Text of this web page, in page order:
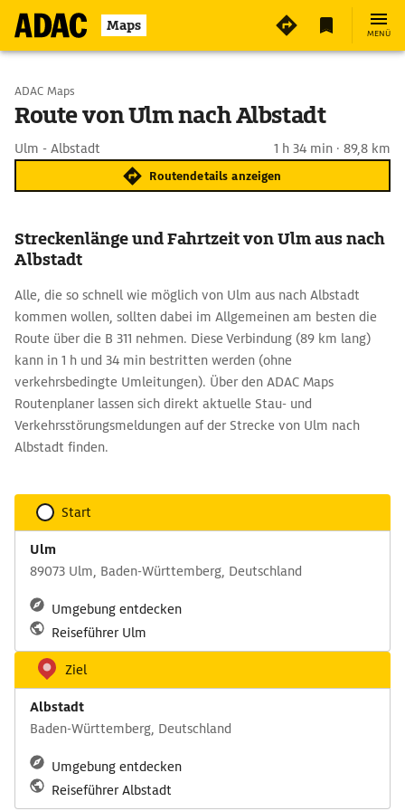
Maps MENÜ
Start wählen
ADAC Maps
Route von Ulm nach Albstadt
Ulm - Albstadt 1 h 34 min · 89,8 km
Routendetails anzeigen
Streckenlänge und Fahrtzeit von Ulm aus nach
Albstadt
Alle, die so schnell wie möglich von Ulm aus nach Albstadt
kommen wollen, sollten dabei im Allgemeinen am besten die
Route über die B 311 nehmen. Diese Verbindung (89 km lang)
kann in 1 h und 34 min bestritten werden (ohne
verkehrsbedingte Umleitungen). Über den ADAC Maps
Routenplaner lassen sich direkt aktuelle Stau- und
Verkehrsstörungsmeldungen auf der Strecke von Ulm nach
Albstadt finden.
Start
Ulm
89073 Ulm, Baden-Württemberg, Deutschland
Umgebung entdecken
Reiseführer Ulm
Ziel
Albstadt
Baden-Württemberg, Deutschland
Umgebung entdecken
Reiseführer Albstadt